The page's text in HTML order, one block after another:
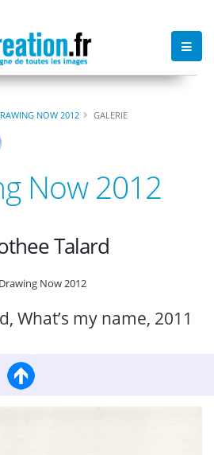
NOW 2012 GALERIE
Now 2012
Talard
Now 2012
What’s my name, 2011